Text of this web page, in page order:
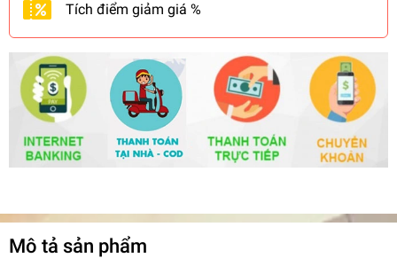
Tích điểm giảm giá %
Mô tả sản phẩm